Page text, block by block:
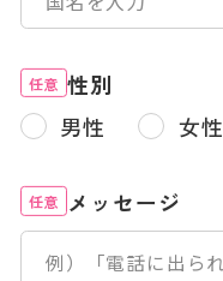
任意 性別
男性
女性
任意 メッセージ